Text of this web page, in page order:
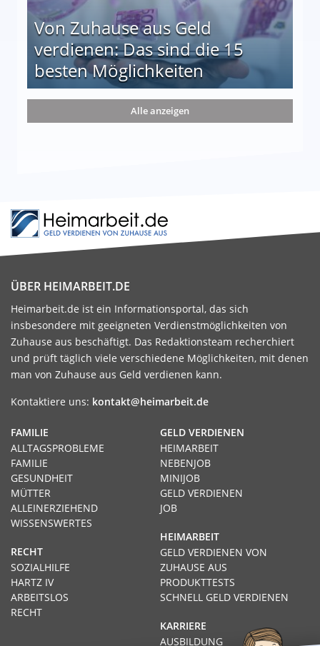
Von Zuhause aus Geld
verdienen: Das sind die 15
besten Möglichkeiten
die 15 besten Möglichkeiten
Alle anzeigen
ÜBER HEIMARBEIT.DE
Heimarbeit.de ist ein Informationsportal, das sich
insbesondere mit geeigneten Verdienstmöglichkeiten von
Zuhause aus beschäftigt. Das Redaktionsteam recherchiert
und prüft täglich viele verschiedene Möglichkeiten, mit denen
man von Zuhause aus Geld verdienen kann.
Kontaktiere uns: kontakt@heimarbeit.de
GELD VERDIENEN
HEIMARBEIT
NEBENJOB
MINIJOB
GELD VERDIENEN
JOB
HEIMARBEIT
GELD VERDIENEN VON
ZUHAUSE AUS
PRODUKTTESTS
SCHNELL GELD VERDIENEN
KARRIERE
AUSBILDUNG
FAMILIE
ALLTAGSPROBLEME
FAMILIE
GESUNDHEIT
MÜTTER
ALLEINERZIEHEND
WISSENSWERTES
RECHT
SOZIALHILFE
HARTZ IV
ARBEITSLOS
RECHT